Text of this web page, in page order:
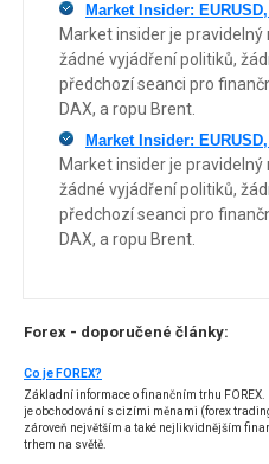
Market Insider:
Market insider je
žádné vyjádření politiků,
předchozí seanci pro
DAX, a ropu Brent.
Market Insider:
Market insider je
žádné vyjádření politiků,
předchozí seanci pro
DAX, a ropu Brent.
Forex - doporučené články:
Co je FOREX?
Základní informace o finančním trhu FOREX.
je obchodování s cizími měnami (forex
zároveň největším a také nejlikvidnějším
trhem na světě.